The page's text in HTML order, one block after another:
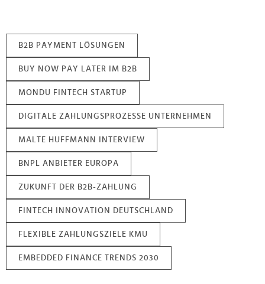
B2B PAYMENT LÖSUNGEN
BUY NOW PAY LATER IM B2B
MONDU FINTECH STARTUP
DIGITALE ZAHLUNGSPROZESSE UNTERNEHMEN
MALTE HUFFMANN INTERVIEW
BNPL ANBIETER EUROPA
ZUKUNFT DER B2B-ZAHLUNG
FINTECH INNOVATION DEUTSCHLAND
FLEXIBLE ZAHLUNGSZIELE KMU
EMBEDDED FINANCE TRENDS 2030